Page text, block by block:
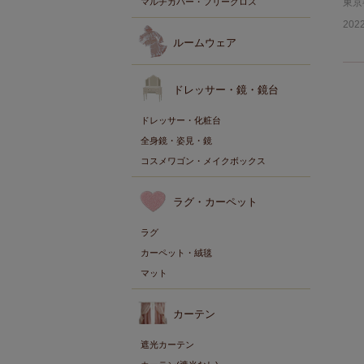
ルームウェア
ドレッサー・鏡・鏡台
ドレッサー・化粧台
全身鏡・姿見・鏡
コスメワゴン・メイクボックス
ラグ・カーペット
ラグ
カーペット・絨毯
マット
カーテン
遮光カーテン